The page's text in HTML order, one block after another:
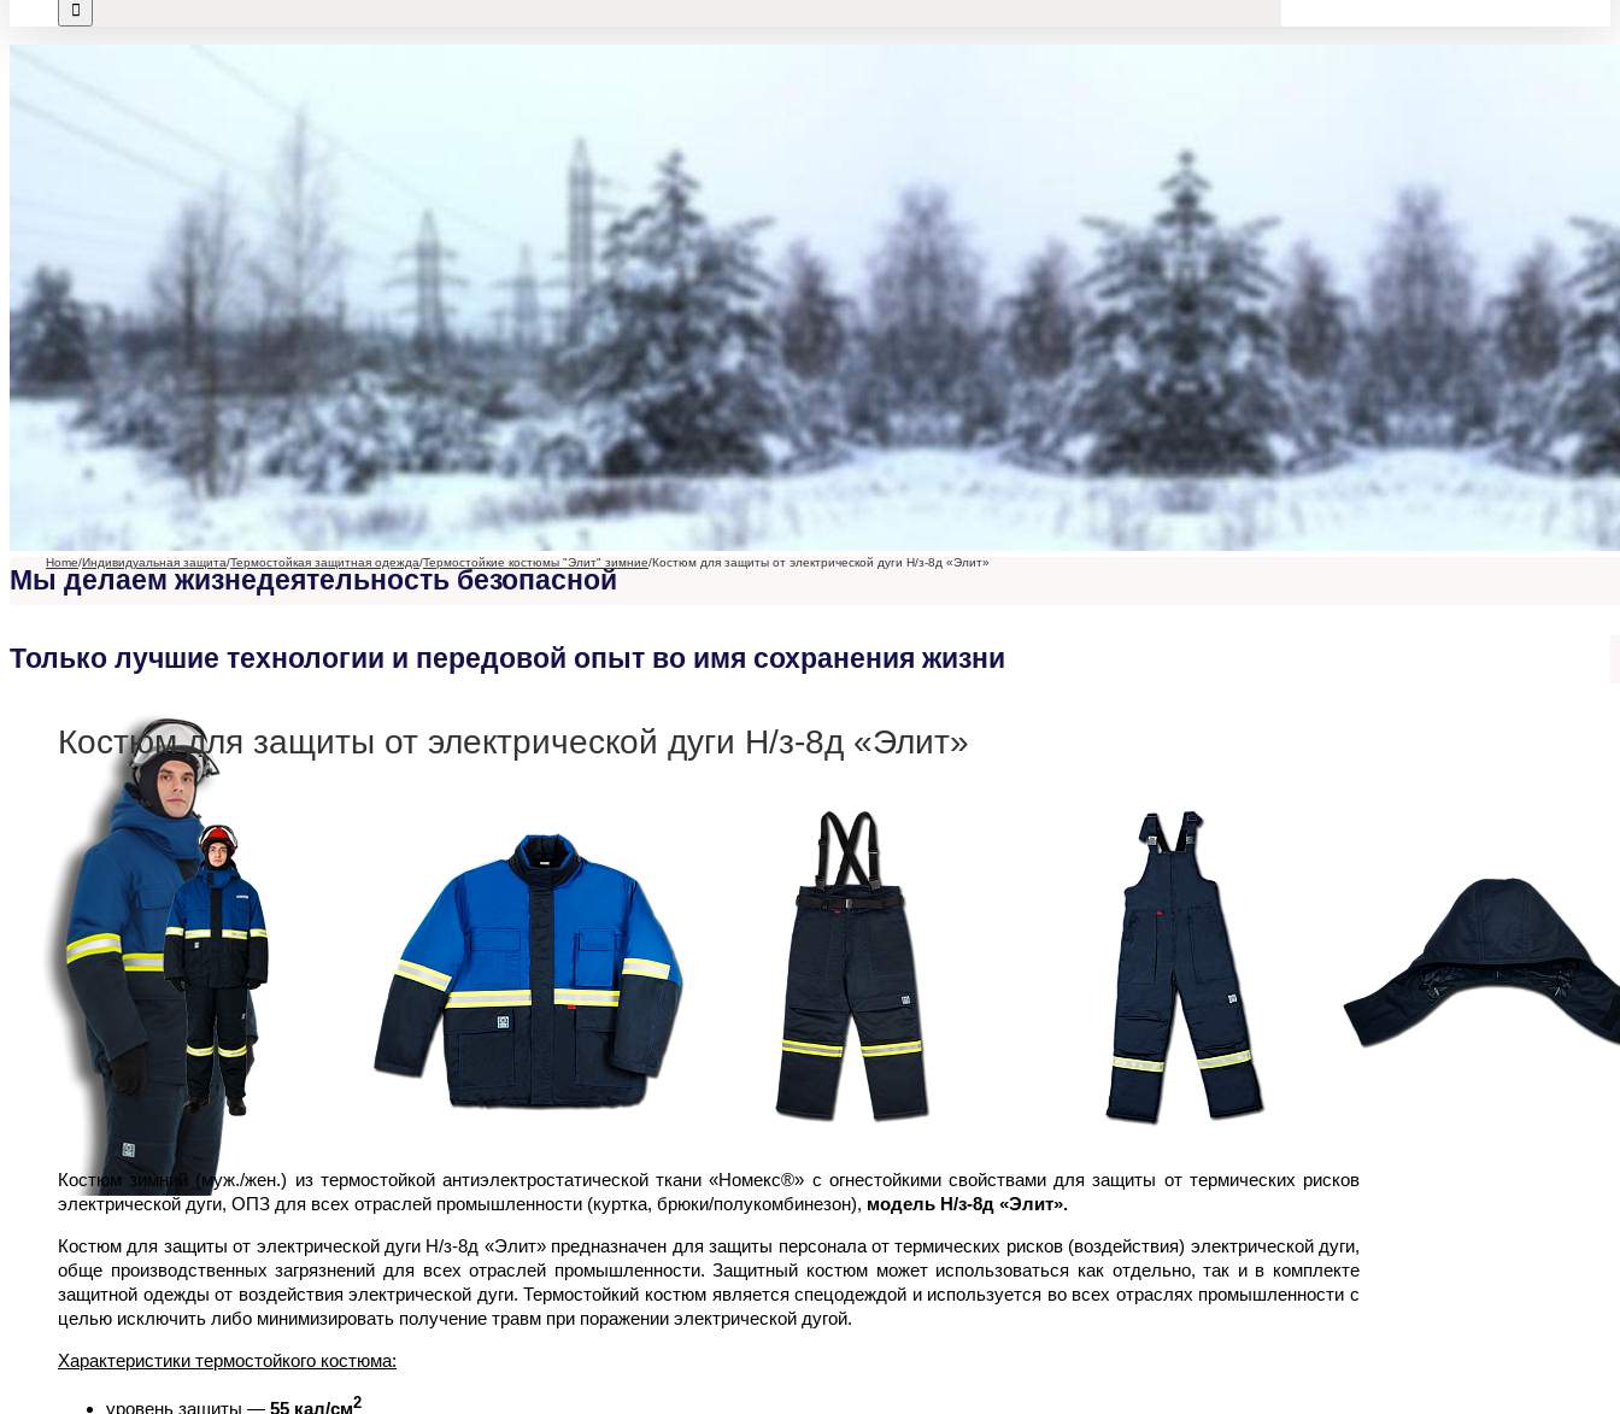
Мы делаем жизнедеятельность безопасной
Только лучшие технологии и передовой опыт во имя сохранения жизни
Home/Индивидуальная защита/Термостойкая защитная одежда/Термостойкие костюмы "Элит" зимние/Костюм для защиты от электрической дуги Н/з-8д «Элит»
Костюм для защиты от электрической дуги Н/з-8д «Элит»
Костюм зимний (муж./жен.) из термостойкой антиэлектростатической ткани «Номекс®» с огнестойкими свойствами для защиты от термических рисков
электрической дуги, ОПЗ для всех отраслей промышленности (куртка, брюки/полукомбинезон), модель Н/з-8д «Элит».
Костюм для защиты от электрической дуги Н/з-8д «Элит» предназначен для защиты персонала от термических рисков (воздействия) электрической дуги,
обще производственных загрязнений для всех отраслей промышленности. Защитный костюм может использоваться как отдельно, так и в комплекте
защитной одежды от воздействия электрической дуги. Термостойкий костюм является спецодеждой и используется во всех отраслях промышленности с
целью исключить либо минимизировать получение травм при поражении электрической дугой.
Характеристики термостойкого костюма:
уровень защиты ― 55 кал/см2